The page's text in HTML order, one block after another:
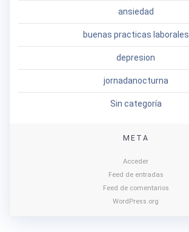
ansiedad
buenas practicas laborales
depresion
jornadanocturna
Sin categoría
META
Acceder
Feed de entradas
Feed de comentarios
WordPress.org